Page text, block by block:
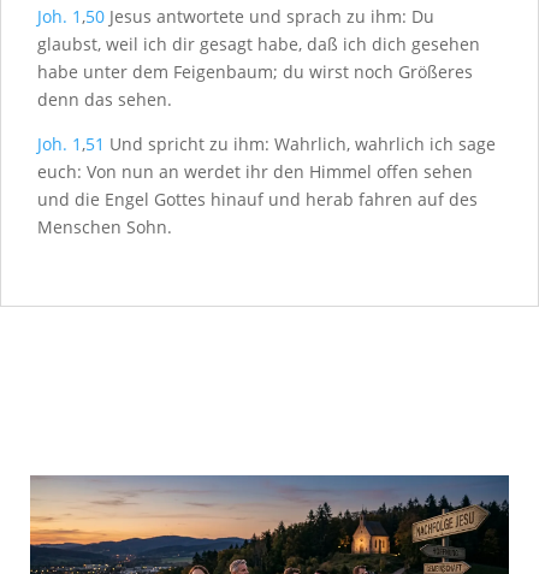
Joh. 1,50 Jesus antwortete und sprach zu ihm: Du
glaubst, weil ich dir gesagt habe, daß ich dich gesehen
habe unter dem Feigenbaum; du wirst noch Größeres
denn das sehen.
Joh. 1,51 Und spricht zu ihm: Wahrlich, wahrlich ich sage
euch: Von nun an werdet ihr den Himmel offen sehen
und die Engel Gottes hinauf und herab fahren auf des
Menschen Sohn.